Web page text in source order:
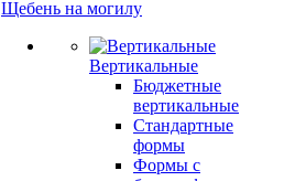
Щебень на могилу
Вертикальные
Бюджетные
вертикальные
Стандартные
формы
Формы с